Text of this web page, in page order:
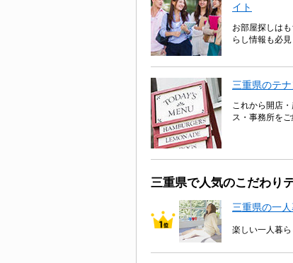
イト
お部屋探しは
らし情報も必見
三重県のテ
これから開店
ス・事務所を
三重県で人気のこだわり
三重県の一
楽しい一人暮